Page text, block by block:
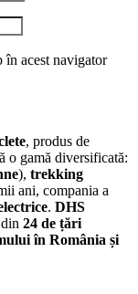
în acest navigator
, produs de
o gamă diversificată:
), trekking
ani, compania a
. DHS
din 24 de țări
în România și